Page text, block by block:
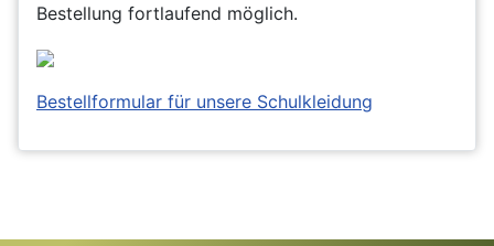
Bestellung fortlaufend möglich.
Bestellformular für unsere Schulkleidung